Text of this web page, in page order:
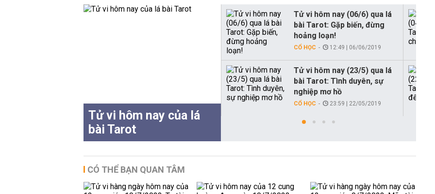
Tử vi hôm nay của lá
bài Tarot
Tử vi hôm nay (06/6) qua lá
bài Tarot: Gặp biến, đừng
hoảng loạn!
CỔ HỌC 12:49 | 06/06/2019
Tử vi hôm nay (23/5) qua lá
bài Tarot: Tình duyên, sự
nghiệp mơ hồ
CỔ HỌC 23:59 | 22/05/2019
CÓ THỂ BẠN QUAN TÂM